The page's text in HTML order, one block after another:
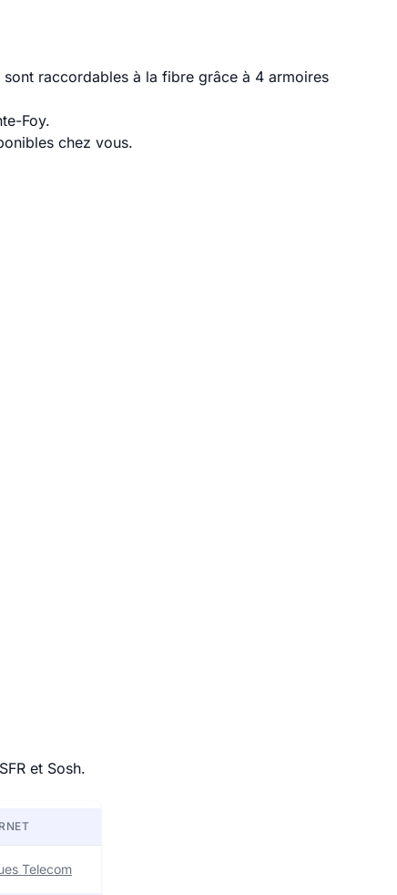
raccordables à la fibre grâce à 4 armoires
Foy.
chez vous.
et Sosh.
Telecom